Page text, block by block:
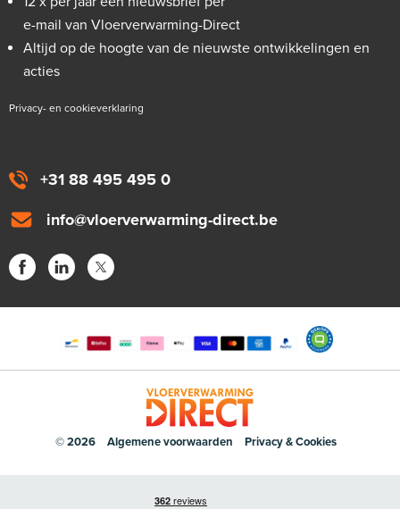
+31 88 495 495 0
info@vloerverwarming-direct.be
e-mail van Vloerverwarming-Direct
Altijd op de hoogte van de nieuwste ontwikkelingen en
acties
Privacy- en cookieverklaring
© 2026 Algemene voorwaarden Privacy & Cookies